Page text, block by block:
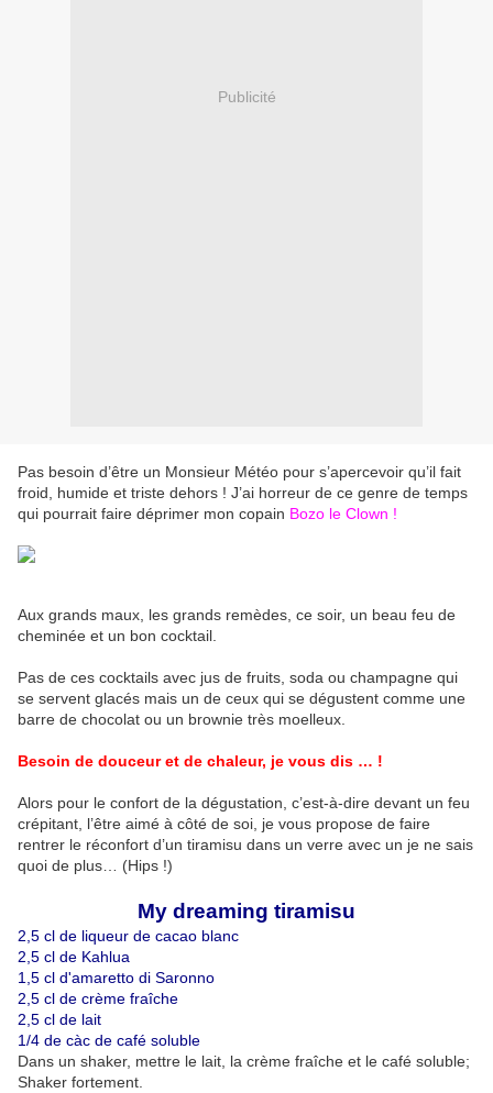
Publicité
Pas besoin d’être un Monsieur Météo pour s’apercevoir qu’il fait
froid, humide et triste dehors ! J’ai horreur de ce genre de temps
qui pourrait faire déprimer mon copain Bozo le Clown !
Aux grands maux, les grands remèdes, ce soir, un beau feu de
cheminée et un bon cocktail.
Pas de ces cocktails avec jus de fruits, soda ou champagne qui
se servent glacés mais un de ceux qui se dégustent comme une
barre de chocolat ou un brownie très moelleux.
Besoin de douceur et de chaleur, je vous dis … !
Alors pour le confort de la dégustation, c’est-à-dire devant un feu
crépitant, l’être aimé à côté de soi, je vous propose de faire
rentrer le réconfort d’un tiramisu dans un verre avec un je ne sais
quoi de plus… (Hips !)
My dreaming tiramisu
2,5 cl de liqueur de cacao blanc
2,5 cl de Kahlua
1,5 cl d'amaretto di Saronno
2,5 cl de crème fraîche
2,5 cl de lait
1/4 de càc de café soluble
Dans un shaker, mettre le lait, la crème fraîche et le café soluble;
Shaker fortement.